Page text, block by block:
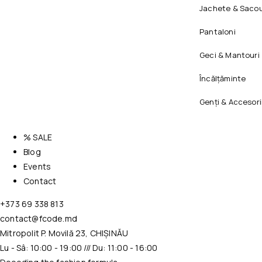
Jachete &
Pantaloni
Geci & Mantouri
Încălțăminte
Genți &
% SALE
Blog
Events
Contact
+373 69 338 813
contact@fcode.md
Mitropolit P. Movilă 23, CHIȘINĂU
Lu - Sâ: 10:00 - 19:00 /// Du: 11:00 - 16:00